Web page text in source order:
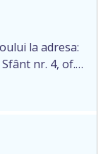
și
este
la adresa:
nr. 4, of.